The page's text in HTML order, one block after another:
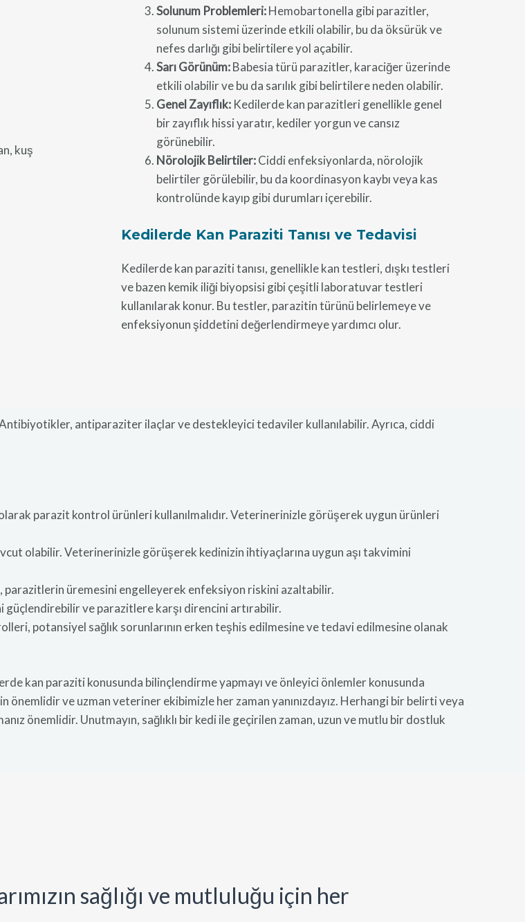
Solunum Problemleri:Hemobartonella gibi parazitler,
solunum sistemi üzerinde etkili olabilir, bu da öksürük ve
nefes darlığı gibi belirtilere yol açabilir.
Sarı Görünüm:Babesia türü parazitler, karaciğer üzerinde
etkili olabilir ve bu da sarılık gibi belirtilere neden olabilir.
Genel Zayıflık: Kedilerde kan parazitleri genellikle genel
bir zayıflık hissi yaratır, kediler yorgun ve cansız
görünebilir.
Nörolojik Belirtiler:Ciddi enfeksiyonlarda, nörolojik
belirtiler görülebilir, bu da koordinasyon kaybı veya kas
kontrolünde kayıp gibi durumları içerebilir.
Kedilerde Kan Paraziti Tanısı ve Tedavisi
Kedilerde kan paraziti tanısı, genellikle kan testleri, dışkı testleri
ve bazen kemik iliği biyopsisi gibi çeşitli laboratuvar testleri
kullanılarak konur. Bu testler, parazitin türünü belirlemeye ve
enfeksiyonun şiddetini değerlendirmeye yardımcı olur.
antiparaziter ilaçlar ve destekleyici tedaviler kullanılabilir. Ayrıca, ciddi
parazit kontrol ürünleri kullanılmalıdır. Veterinerinizle görüşerek uygun ürünleri
olabilir. Veterinerinizle görüşerek kedinizin ihtiyaçlarına uygun aşı takvimini
parazitlerin üremesini engelleyerek enfeksiyon riskini azaltabilir.
güçlendirebilir ve parazitlere karşı direncini artırabilir.
potansiyel sağlık sorunlarının erken teşhis edilmesine ve tedavi edilmesine olanak
kan paraziti konusunda bilinçlendirme yapmayı ve önleyici önlemler konusunda
önemlidir ve uzman veteriner ekibimizle her zaman yanınızdayız. Herhangi bir belirti veya
önemlidir. Unutmayın, sağlıklı bir kedi ile geçirilen zaman, uzun ve mutlu bir dostluk
sağlığı ve mutluluğu için her